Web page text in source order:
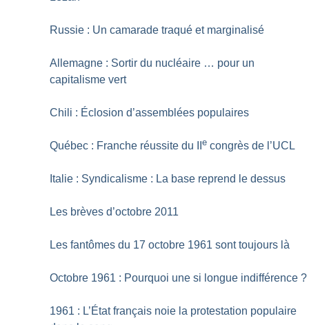
Russie : Un camarade traqué et marginalisé
Allemagne : Sortir du nucléaire … pour un
capitalisme vert
Chili : Éclosion d’assemblées populaires
Québec : Franche réussite du IIe congrès de l’UCL
Italie : Syndicalisme : La base reprend le dessus
Les brèves d’octobre 2011
Les fantômes du 17 octobre 1961 sont toujours là
Octobre 1961 : Pourquoi une si longue indifférence ?
1961 : L’État français noie la protestation populaire